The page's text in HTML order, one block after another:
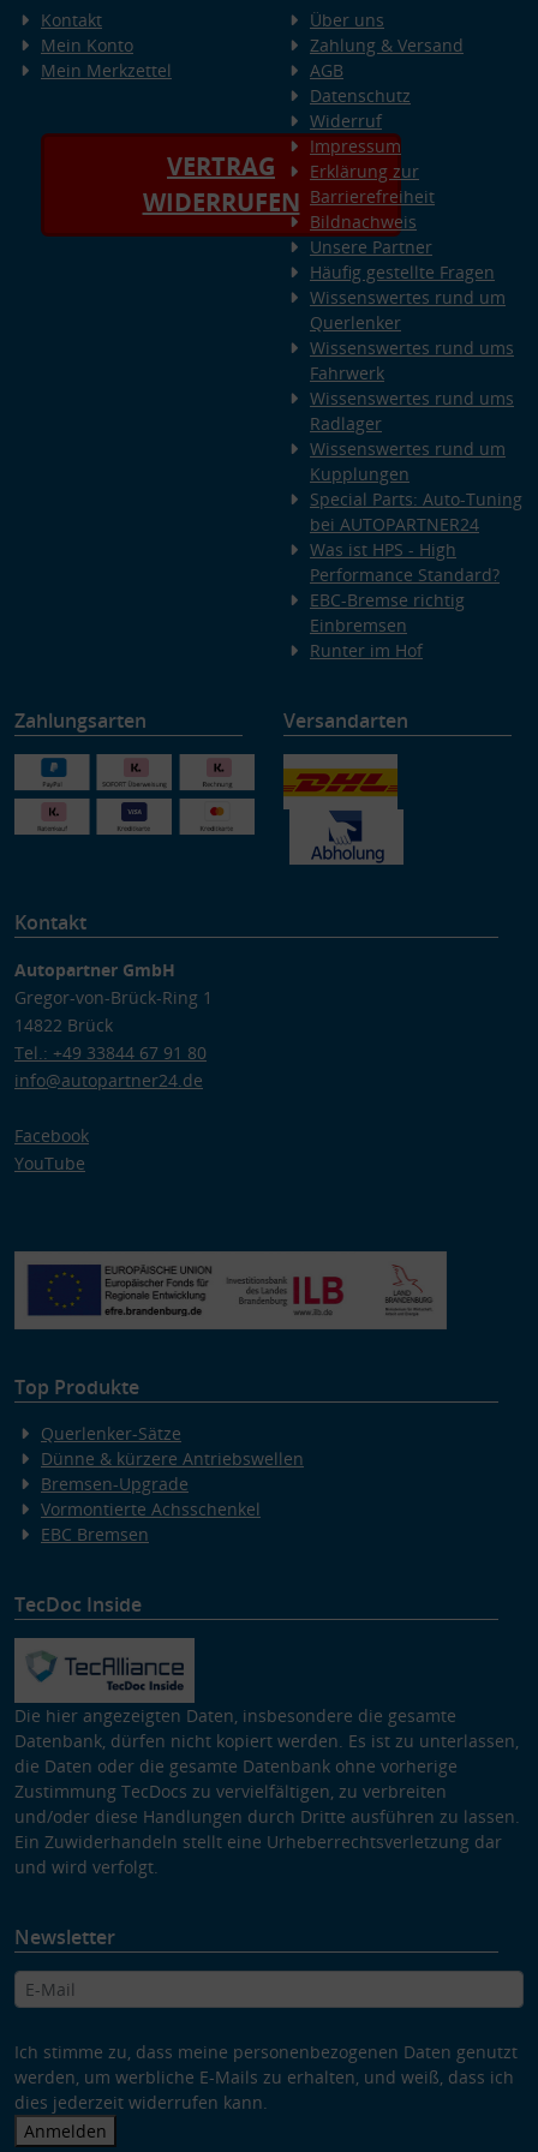
Kontakt
Mein Konto
Mein Merkzettel
VERTRAG
WIDERRUFEN
Über uns
Zahlung & Versand
AGB
Datenschutz
Widerruf
Impressum
Erklärung zur
Barrierefreiheit
Bildnachweis
Unsere Partner
Häufig gestellte Fragen
Wissenswertes rund um
Querlenker
Wissenswertes rund ums
Fahrwerk
Wissenswertes rund ums
Radlager
Wissenswertes rund um
Kupplungen
Special Parts: Auto-Tuning
bei AUTOPARTNER24
Was ist HPS - High
Performance Standard?
EBC-Bremse richtig
Einbremsen
Runter im Hof
Zahlungsarten Versandarten
Kontakt
Autopartner GmbH
Gregor-von-Brück-Ring 1
14822 Brück
Tel.: +49 33844 67 91 80
info@autopartner24.de
Facebook
YouTube
Top Produkte
Querlenker-Sätze
Dünne & kürzere Antriebswellen
Bremsen-Upgrade
Vormontierte Achsschenkel
EBC Bremsen
TecDoc Inside
Die hier angezeigten Daten, insbesondere die gesamte
Datenbank, dürfen nicht kopiert werden. Es ist zu unterlassen,
die Daten oder die gesamte Datenbank ohne vorherige
Zustimmung TecDocs zu vervielfältigen, zu verbreiten
und/oder diese Handlungen durch Dritte ausführen zu lassen.
Ein Zuwiderhandeln stellt eine Urheberrechtsverletzung dar
und wird verfolgt.
Newsletter
Ich stimme zu, dass meine personenbezogenen Daten genutzt
werden, um werbliche E-Mails zu erhalten, und weiß, dass ich
dies jederzeit widerrufen kann.
Anmelden